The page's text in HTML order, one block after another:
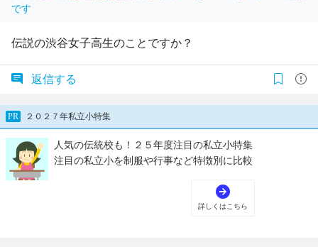
です
伝説の渋谷女子高生のことですか？
返信する